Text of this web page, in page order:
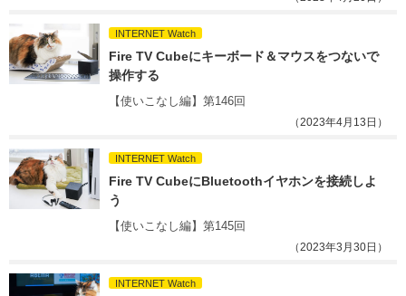
INTERNET Watch
Fire TV Cubeにキーボード＆マウスをつないで
操作する
【使いこなし編】第146回
（2023年4月13日）
INTERNET Watch
Fire TV CubeにBluetoothイヤホンを接続しよ
う
【使いこなし編】第145回
（2023年3月30日）
INTERNET Watch